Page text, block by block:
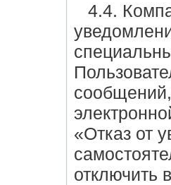
4.4.
«Отказ от
отключить